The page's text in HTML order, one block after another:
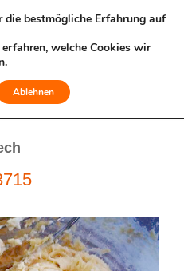
bestmögliche Erfahrung auf
welche Cookies wir
Ablehnen